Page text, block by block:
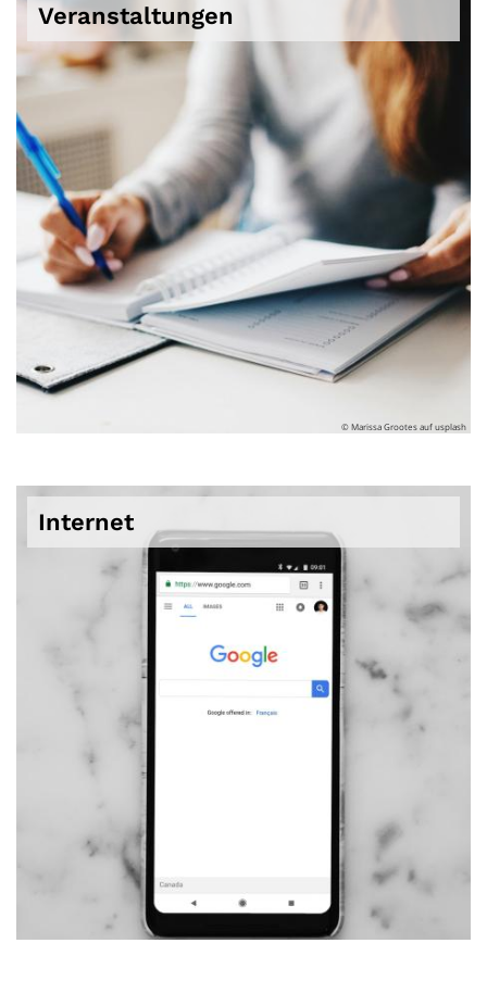
Veranstaltungen
© Marissa Grootes auf usplash
Internet